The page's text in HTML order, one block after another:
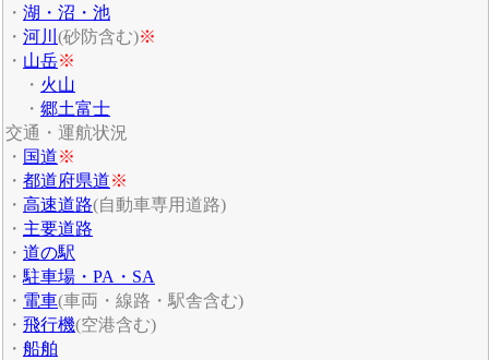
・ 湖・沼・池
・ 河川 (砂防含む)※
・ 山岳※
・ 火山
・ 郷土富士
交通・運航状況
・ 国道※
・ 都道府県道※
・ 高速道路(自動車専用道路)
・ 主要道路
・ 道の駅
・駐車場・PA・SA
・ 電車(車両・線路・駅舎含む)
・ 飛行機(空港含む)
・ 船舶